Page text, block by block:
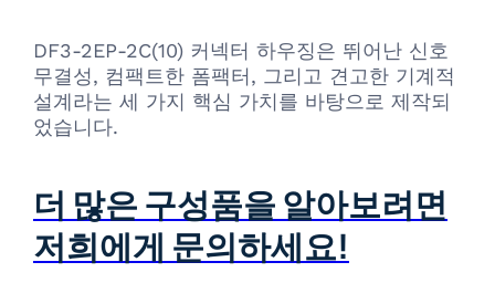
DF3-2EP-2C(10) 커넥터 하우징은 뛰어난 신호
무결성, 컴팩트한 폼팩터, 그리고 견고한 기계적
설계라는 세 가지 핵심 가치를 바탕으로 제작되
었습니다.
더 많은 구성품을 알아보려면
저희에게 문의하세요!